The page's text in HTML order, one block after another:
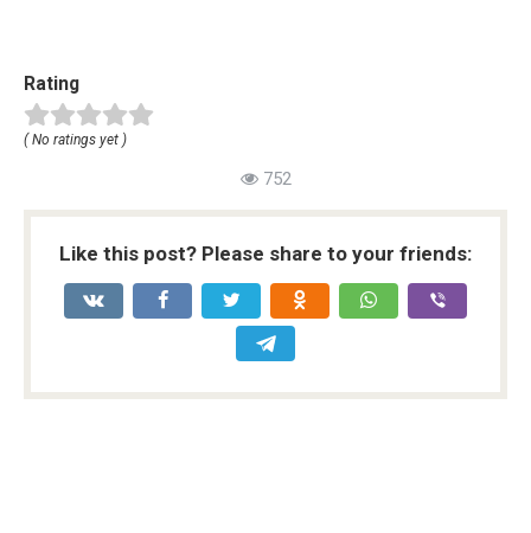
Rating
( No ratings yet )
752
Like this post? Please share to your friends: